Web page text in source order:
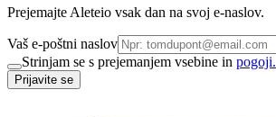
Prejemajte Aleteio vsak dan na svoj e-naslov.
Vaš e-poštni naslov
Strinjam se s prejemanjem vsebine in pogoji.
Prijavite se